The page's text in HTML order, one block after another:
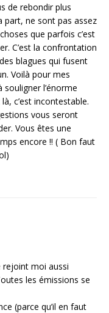
de rebondir plus
part, ne sont pas assez
que parfois c’est
C’est la confrontation
blagues qui fusent
Voilà pour mes
l’énorme
c’est incontestable.
vous seront
Vous êtes une
encore !! ( Bon faut
rejoint moi aussi
les émissions se
(parce qu’il en faut